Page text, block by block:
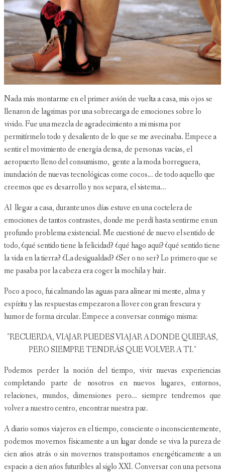
Nada más montarme en el primer avión de vuelta a casa, mis ojos se
llenaron de lagrimas por una sobrecarga de emociones sobre lo
vivido. Fue una mezcla de agradecimiento a mi misma por
permitírmelo todo y desaliento de lo que se me avecinaba. Empece a
sentir el movimiento de energía densa, de personas vacías, el
aeropuerto lleno del consumismo, gente a la moda borreguera,
inundación de nuevas tecnológicas come cocos... de todo aquello que
creemos que es desarrollo y nos separa, el sistema...
Al llegar a casa, durante unos días estuve en una coctelera de
emociones de tantos contrastes, donde me perdí hasta sentirme en un
profundo problema existencial. Me cuestioné de nuevo el sentido de
todo, ¿qué sentido tiene la felicidad? ¿qué hago aquí? ¿qué sentido tiene
la vida en la tierra? ¿La desigualdad? ¿Ser o no ser? Lo primero que se
me pasaba por la cabeza era coger la mochila y huir.
Poco a poco, fui calmando las aguas para alinear mi mente, alma y
espíritu y las respuestas empezaron a llover con gran frescura y
humor de forma circular. Empece a conversar conmigo misma:
"RECUERDA, VIAJAR PUEDES VIAJAR A DONDE QUIERAS,
PERO SIEMPRE TENDRÁS QUE VOLVER A TI."
Podemos perder la noción del tiempo, vivir nuevas experiencias
completando parte de nosotros en nuevos lugares, entornos,
relaciones, mundos, dimensiones pero... siempre tendremos que
volver a nuestro centro, encontrar nuestra paz.
A diario somos viajeros en el tiempo, consciente o inconscientemente,
podemos movernos físicamente a un lugar donde se viva la pureza de
cien años atrás o sin movernos transportamos energéticamente a un
espacio a cien años futuribles al siglo XXI. Conversar con una persona